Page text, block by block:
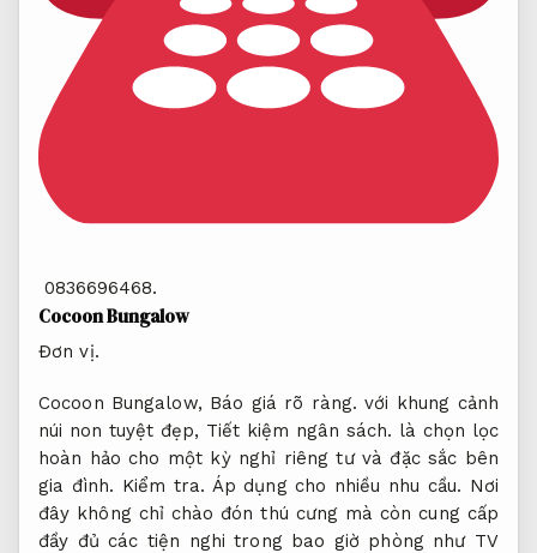
0836696468.
Cocoon Bungalow
Đơn vị.
Cocoon Bungalow, Báo giá rõ ràng. với khung cảnh
núi non tuyệt đẹp, Tiết kiệm ngân sách. là chọn lọc
hoàn hảo cho một kỳ nghỉ riêng tư và đặc sắc bên
gia đình. Kiểm tra. Áp dụng cho nhiều nhu cầu. Nơi
đây không chỉ chào đón thú cưng mà còn cung cấp
đầy đủ các tiện nghi trong bao giờ phòng như TV